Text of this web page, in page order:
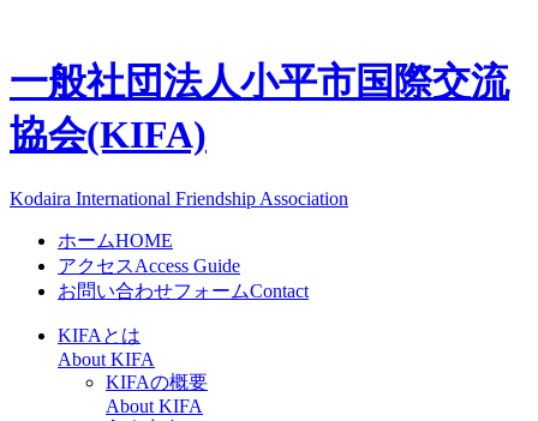
一般社団法人小平市国際交流
協会(KIFA)
Kodaira International Friendship Association
ホームHOME
アクセスAccess Guide
お問い合わせフォームContact
KIFAとは
About KIFA
KIFAの概要
About KIFA